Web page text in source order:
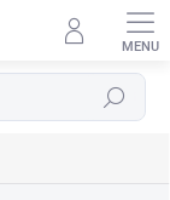
Hľadať